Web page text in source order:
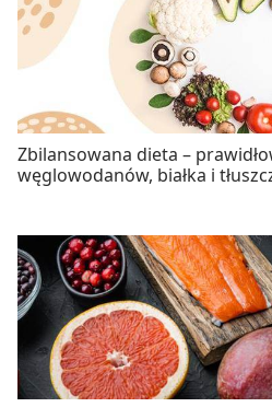
Zbilansowana dieta –
węglowodanów, białka i